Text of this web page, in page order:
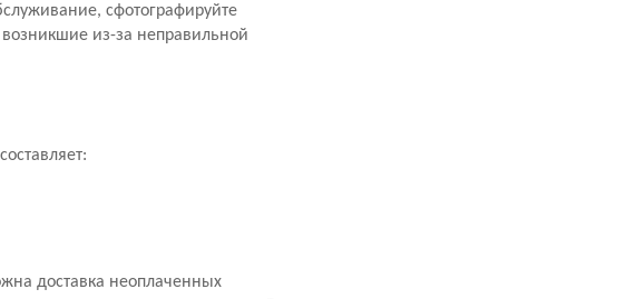
сфотографируйте
из-за неправильной
доставка неоплаченных